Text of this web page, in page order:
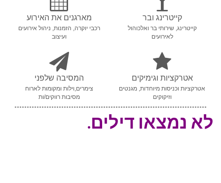
קייטרינג ובר
קייטרינג, שירותי בר ואלכוהול
לאירועים
מארגנים את האירוע
רכבי יוקרה, הזמנות, ניהול אירועים
ועיצוב
אטרקציות וגימיקים
אטרקציות וכניסות מיוחדות, מגנטים
וזיקוקים
המסיבה שלפני
צימרים,וילות ומקומות לארוח
מסיבות רווקים/ות
לא נמצאו דילים.